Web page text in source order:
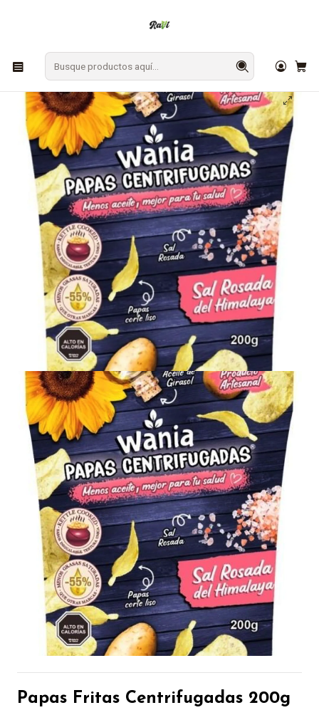
Papas Fritas Centrifugadas 200g